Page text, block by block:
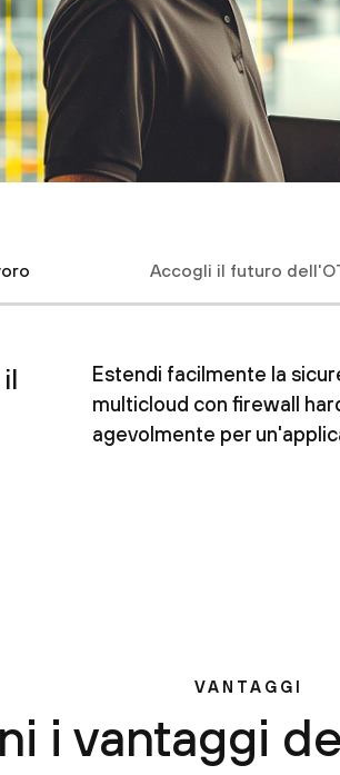
Accogli il futuro
Estendi facilmente la
multicloud con firewall
agevolmente per
VANTAGGI
i vantaggi